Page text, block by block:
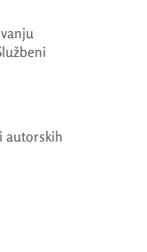
autorskih